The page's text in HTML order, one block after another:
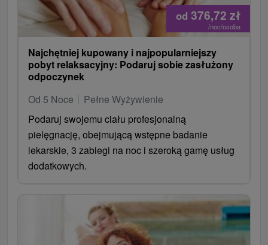
od 376,72 zł
/noc/osoba
Najchętniej kupowany i najpopularniejszy
pobyt relaksacyjny: Podaruj sobie zasłużony
odpoczynek
Od 5 Noce
Pełne Wyżywienie
Podaruj swojemu ciału profesjonalną
pielęgnację, obejmującą wstępne badanie
lekarskie, 3 zabiegi na noc i szeroką gamę usług
dodatkowych.